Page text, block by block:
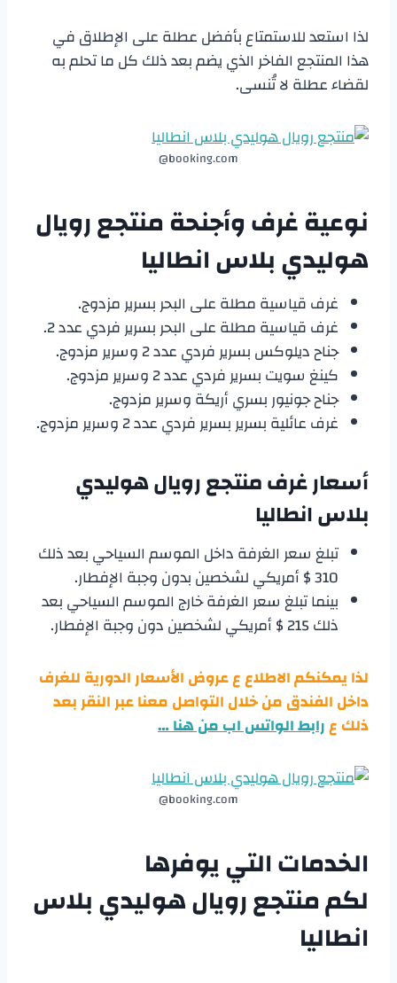
لذا استعد للاستمتاع بأفضل عطلة على الإطلاق في
هذا المنتجع الفاخر الذي يضم بعد ذلك كل ما تحلم به
لقضاء عطلة لا تُنسى.
booking.com@
نوعية غرف وأجنحةمنتجع رويال
هوليدي بلاس انطاليا
غرف قياسية مطلة على البحر بسرير مزدوج.
غرف قياسية مطلة على البحر بسرير فردي عدد 2.
جناح ديلوكس بسرير فردي عدد 2 وسرير مزدوج.
كينغ سويت بسرير فردي عدد 2 وسرير مزدوج.
جناح جونيور بسري أريكة وسرير مزدوج.
غرف عائلية بسرير بسرير فردي عدد 2 وسرير مزدوج.
أسعار غرفمنتجع رويال هوليدي
بلاس انطاليا
تبلغ سعر الغرفة داخل الموسم السياحي بعد ذلك
310 $ أمريكي لشخصين بدون وجبة الإفطار.
بينما تبلغ سعر الغرفة خارج الموسم السياحي بعد
ذلك 215 $ أمريكي لشخصين دون وجبة الإفطار.
لذا يمكنكم الاطلاع ع عروض الأسعار الدورية للغرف
داخل الفندق من خلال التواصل معنا عبر النقر بعد
ذلك عرابط الواتس اب من هنا …
booking.com@
الخدمات التي يوفرها
لكممنتجع رويال هوليدي بلاس
انطاليا